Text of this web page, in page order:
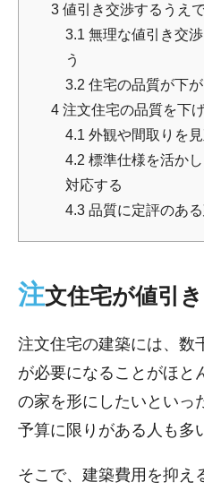
3 値引き交渉するうえ
3.1 無理な値引き交
う
3.2 住宅の品質が下
4 注文住宅の品質を下
4.1 外観や間取りを
4.2 標準仕様を活か
対応する
4.3 品質に定評のあ
注文住宅が値引
注文住宅の建築には、数
が必要になることがほと
の家を形にしたいといっ
予算に限りがある人も多
そこで、建築費用を抑え